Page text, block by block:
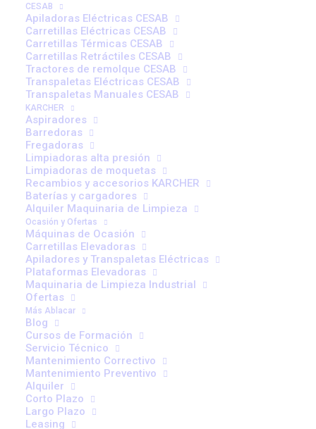
CESAB
Apiladoras Eléctricas CESAB
Carretillas Eléctricas CESAB
Carretillas Térmicas CESAB
Carretillas Retráctiles CESAB
Tractores de remolque CESAB
Transpaletas Eléctricas CESAB
Transpaletas Manuales CESAB
KARCHER
Aspiradores
Barredoras
Fregadoras
Limpiadoras alta presión
Limpiadoras de moquetas
Recambios y accesorios KARCHER
Baterías y cargadores
Alquiler Maquinaria de Limpieza
Ocasión y Ofertas
Máquinas de Ocasión
Carretillas Elevadoras
Apiladores y Transpaletas Eléctricas
Plataformas Elevadoras
Maquinaria de Limpieza Industrial
Ofertas
Más Ablacar
Blog
Cursos de Formación
Servicio Técnico
Mantenimiento Correctivo
Mantenimiento Preventivo
Alquiler
Corto Plazo
Largo Plazo
Leasing
En Ablacar, estamos entusiasmados de compartir
nuestra visión sobre cómo las carretillas elevadoras
pueden ser parte de la solución al cambio climático.
Como expertos en carretillas en Madrid, entendemos
que nuestros clientes buscan no solo eficiencia y
fiabilidad, sino también sostenibilidad.
1. ¿Por qué elegir carretillas
elevadoras ecológicas?
Las carretillas elevadoras tradicionales, aunque
efectivas, tienen un impacto significativo en el medio
ambiente. Emisiones de gases, consumo de
combustibles fósiles y ruido son solo algunas de las
preocupaciones. En Ablacar, queremos ofrecer una
alternativa que respete nuestro planeta.
2. Las ventajas de las
carretillas elevadoras
ecológicas de Ablacar